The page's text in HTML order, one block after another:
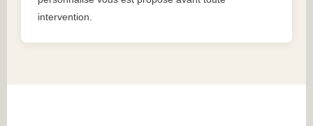
intervention.